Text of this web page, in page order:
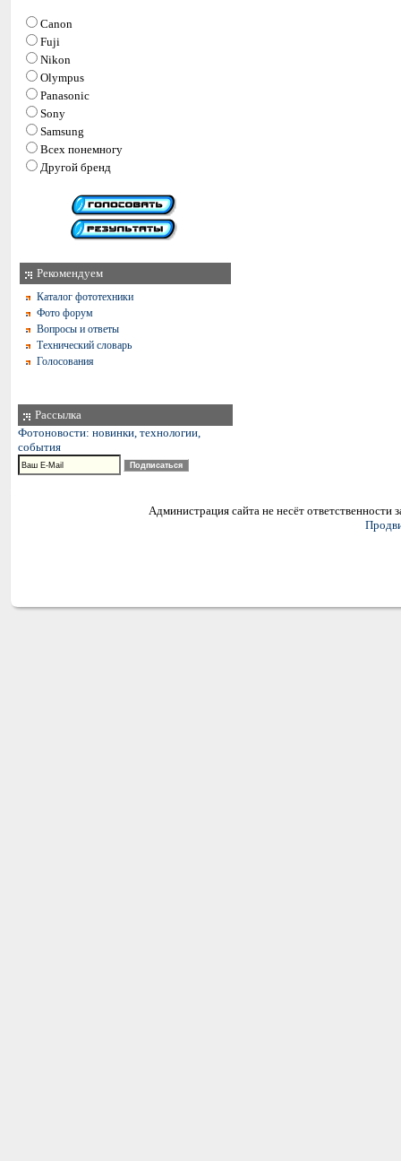
Canon
Fuji
Nikon
Olympus
Panasonic
Sony
Samsung
Всех понемногу
Другой бренд
Рекомендуем
Каталог фототехники
Фото форум
Вопросы и ответы
Технический словарь
Голосования
Рассылка
Фотоновости: новинки, технологии,
события
Администрация сайта не несёт ответственности